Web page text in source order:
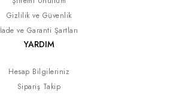
Gizlilik ve Güvenlik
İade ve Garanti Şartları
YARDIM
Hesap Bilgileriniz
Sipariş Takip